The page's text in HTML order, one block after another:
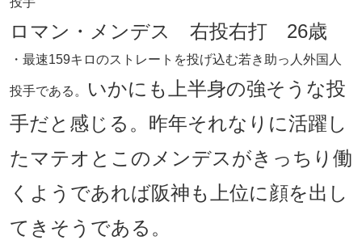
ロマン・メンデス 右投右打 26歳
・最速159キロのストレートを投げ込む若き助っ人外国人
投手である。
いかにも上半身の強そうな投
手だと感じる。昨年それなりに活躍し
たマテオとこのメンデスがきっちり働
くようであれば阪神も上位に顔を出し
てきそうである。